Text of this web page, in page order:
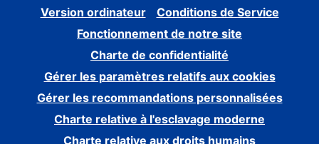
Version ordinateur
Conditions de Service
Fonctionnement de notre site
Charte de confidentialité
Gérer les paramètres relatifs aux cookies
Gérer les recommandations personnalisées
Charte relative à l'esclavage moderne
Charte relative aux droits humains